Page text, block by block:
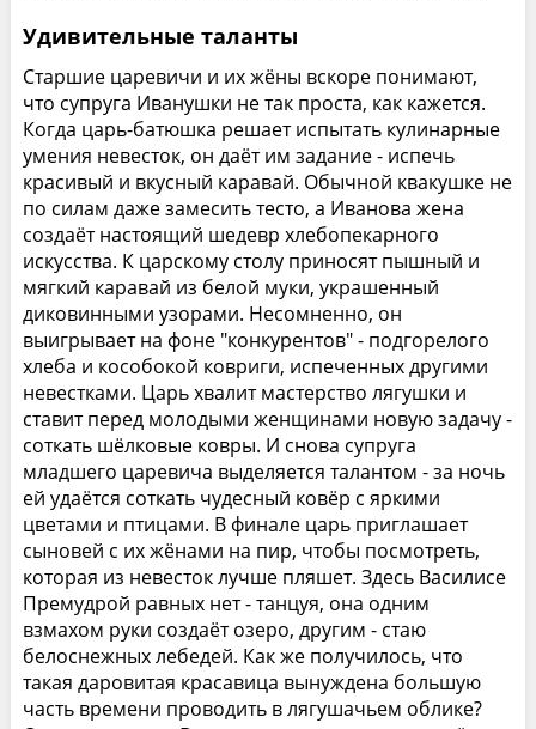
Удивительные таланты
Старшие царевичи и их жёны вскоре понимают,
что супруга Иванушки не так проста, как кажется.
Когда царь-батюшка решает испытать кулинарные
умения невесток, он даёт им задание - испечь
красивый и вкусный каравай. Обычной квакушке не
по силам даже замесить тесто, а Иванова жена
создаёт настоящий шедевр хлебопекарного
искусства. К царскому столу приносят пышный и
мягкий каравай из белой муки, украшенный
диковинными узорами. Несомненно, он
выигрывает на фоне "конкурентов" - подгорелого
хлеба и кособокой ковриги, испеченных другими
невестками. Царь хвалит мастерство лягушки и
ставит перед молодыми женщинами новую задачу -
соткать шёлковые ковры. И снова супруга
младшего царевича выделяется талантом - за ночь
ей удаётся соткать чудесный ковёр с яркими
цветами и птицами. В финале царь приглашает
сыновей с их жёнами на пир, чтобы посмотреть,
которая из невесток лучше пляшет. Здесь Василисе
Премудрой равных нет - танцуя, она одним
взмахом руки создаёт озеро, другим - стаю
белоснежных лебедей. Как же получилось, что
такая даровитая красавица вынуждена большую
часть времени проводить в лягушачьем облике?